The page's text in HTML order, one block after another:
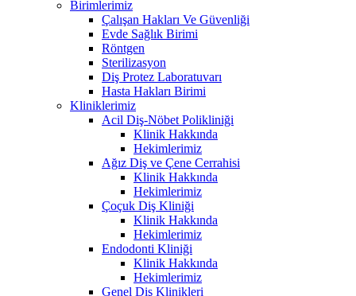
Birimlerimiz
Çalışan Hakları Ve Güvenliği
Evde Sağlık Birimi
Röntgen
Sterilizasyon
Diş Protez Laboratuvarı
Hasta Hakları Birimi
Kliniklerimiz
Acil Diş-Nöbet Polikliniği
Klinik Hakkında
Hekimlerimiz
Ağız Diş ve Çene Cerrahisi
Klinik Hakkında
Hekimlerimiz
Çoçuk Diş Kliniği
Klinik Hakkında
Hekimlerimiz
Endodonti Kliniği
Klinik Hakkında
Hekimlerimiz
Genel Diş Klinikleri